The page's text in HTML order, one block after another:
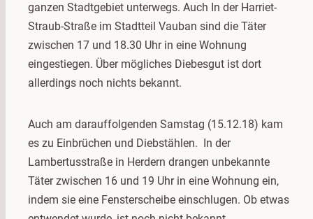
ganzen Stadtgebiet unterwegs. Auch In der Harriet-
Straub-Straße im Stadtteil Vauban sind die Täter
zwischen 17 und 18.30 Uhr in eine Wohnung
eingestiegen. Über mögliches Diebesgut ist dort
allerdings noch nichts bekannt.
Auch am darauffolgenden Samstag (15.12.18) kam
es zu Einbrüchen und Diebstählen. In der
Lambertusstraße in Herdern drangen unbekannte
Täter zwischen 16 und 19 Uhr in eine Wohnung ein,
indem sie eine Fensterscheibe einschlugen. Ob etwas